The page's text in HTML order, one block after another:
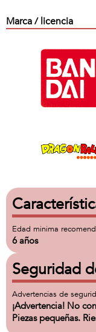
Marca / licencia
Edad minima
6 años
Seguridad
Advertencias de
¡Advertencia! No
Piezas pequeñas.